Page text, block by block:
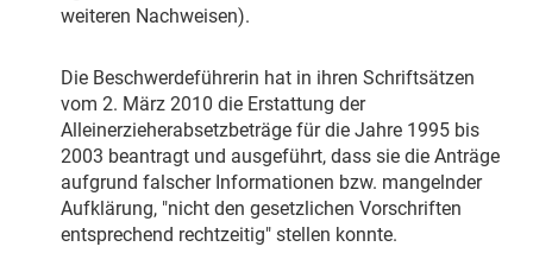
weiteren Nachweisen).
Die Beschwerdeführerin hat in ihren Schriftsätzen
vom 2. März 2010 die Erstattung der
Alleinerzieherabsetzbeträge für die Jahre 1995 bis
2003 beantragt und ausgeführt, dass sie die Anträge
aufgrund falscher Informationen bzw. mangelnder
Aufklärung, "nicht den gesetzlichen Vorschriften
entsprechend rechtzeitig" stellen konnte.